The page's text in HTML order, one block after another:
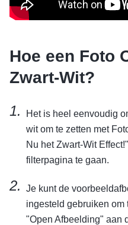
Hoe een Foto
Zwart-Wit?
Het is heel eenvoudig
wit om te zetten met
Nu het Zwart-Wit
filterpagina te gaan.
Je kunt de
ingesteld gebruiken om
"Open Afbeelding" aan